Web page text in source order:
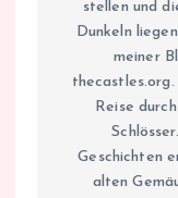
stellen und
Dunkeln
meiner
Reise
Geschichten
alten